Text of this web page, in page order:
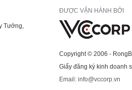
Tưởng,
ĐƯỢC VẬN HÀNH BỞI
Copyright © 2006 -
Giấy đăng ký kinh doanh
Email: info@vccorp.vn